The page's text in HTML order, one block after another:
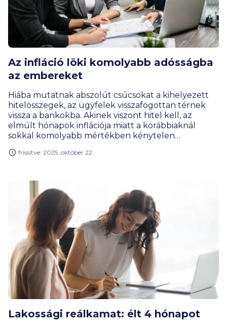
Az infláció löki komolyabb adósságba
az embereket
Hiába mutatnak abszolút csúcsokat a kihelyezett
hitelösszegek, az ügyfelek visszafogottan térnek
vissza a bankokba. Akinek viszont hitel kell, az
elmúlt hónapok inflációja miatt a korábbiaknál
sokkal komolyabb mértékben kénytelen
pénzügyi szakértője szerint az év hátralévő
felét nagyon megnyomta az öt évvel ezelőtt indult
babaváró.
frissítve: 2025. október 22.
Lakossági reálkamat: élt 4 hónapot